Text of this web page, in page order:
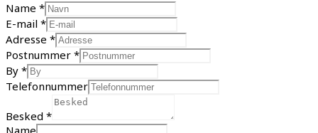
Name *
E-mail *
Adresse *
Postnummer *
By *
Telefonnummer
Besked *